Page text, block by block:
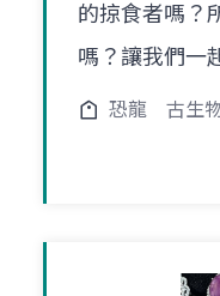
的掠食者嗎？
嗎？讓我們一
恐龍 古生